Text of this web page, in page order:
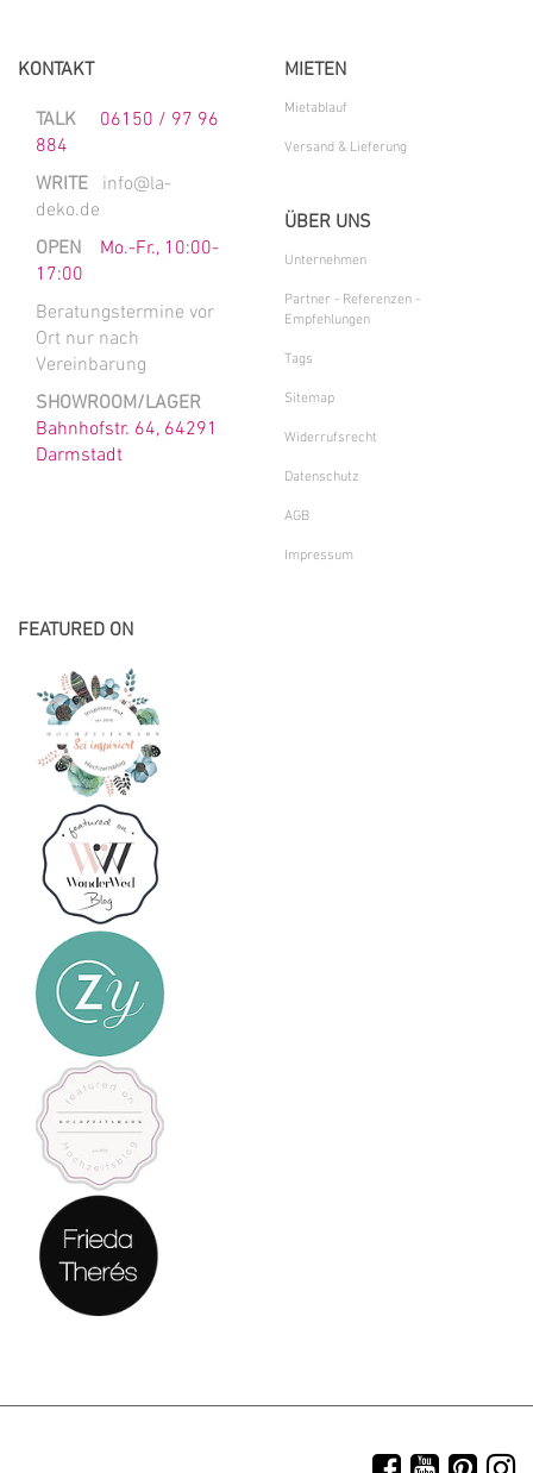
KONTAKT
TALK 06150 / 97 96
884
WRITE info@la-
deko.de
OPEN Mo.-Fr., 10:00-
17:00
Beratungstermine vor
Ort nur nach
Vereinbarung
SHOWROOM/LAGER
Bahnhofstr. 64, 64291
Darmstadt
MIETEN
Mietablauf
Versand & Lieferung
ÜBER UNS
Unternehmen
Partner - Referenzen -
Empfehlungen
Tags
Sitemap
Widerrufsrecht
Datenschutz
AGB
Impressum
FEATURED ON